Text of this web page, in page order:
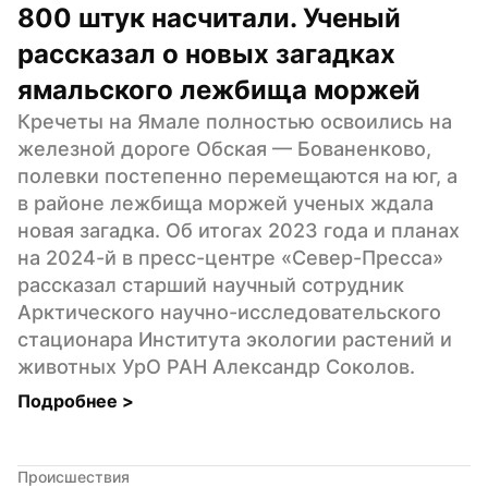
800 штук насчитали. Ученый
рассказал о новых загадках
ямальского лежбища моржей
Кречеты на Ямале полностью освоились на
железной дороге Обская — Бованенково,
полевки постепенно перемещаются на юг, а
в районе лежбища моржей ученых ждала
новая загадка. Об итогах 2023 года и планах
на 2024-й в пресс-центре «Север-Пресса»
рассказал старший научный сотрудник
Арктического научно-исследовательского
стационара Института экологии растений и
животных УрО РАН Александр Соколов.
Подробнее >
Происшествия